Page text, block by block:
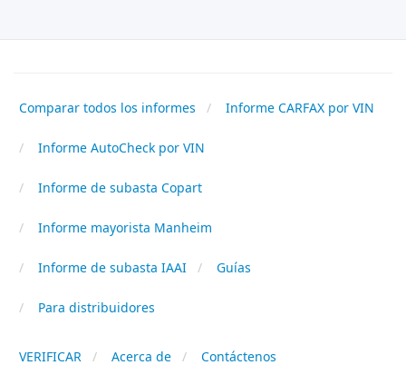
Comparar todos los informes Informe CARFAX por VIN
Informe AutoCheck por VIN
Informe de subasta Copart
Informe mayorista Manheim
Informe de subasta IAAI Guías
Para distribuidores
VERIFICAR Acerca de Contáctenos